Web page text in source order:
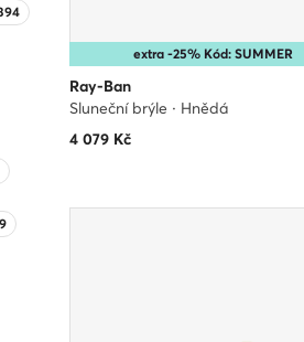
produktů:
produktů:
produktů:
extra -25% Kód: SUMMER
Ray-Ban
Sluneční brýle · Hnědá
4 079Kč